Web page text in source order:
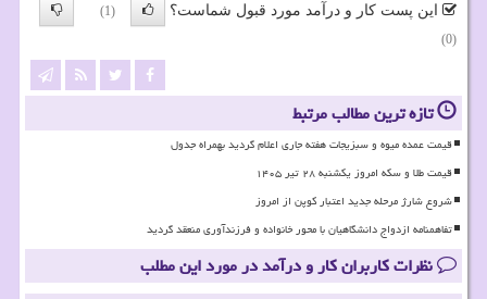
این پست کار و درآمد مورد قبول شماست؟
(1)
(0)
تازه ترین مطالب مرتبط
قیمت عمده میوه و سبزیجات هفته جاری اعلام گردید بهمراه جدول
قیمت طلا و سکه امروز یکشنبه ۲۸ تیر ۱۴۰۵
شروع شارژ مرحله جدید اعتبار کوپن از امروز
تفاهمنامه ازدواج دانشگاهیان با محور خانواده و فرزندآوری منعقد گردید
نظرات کاربران کار و درآمد در مورد این مطلب